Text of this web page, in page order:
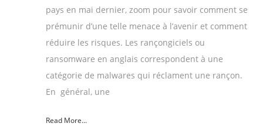
pays en mai dernier, zoom pour savoir comment se
prémunir d’une telle menace à l’avenir et comment
réduire les risques. Les rançongiciels ou
ransomware en anglais correspondent à une
catégorie de malwares qui réclament une rançon.
En général, une
Read More...